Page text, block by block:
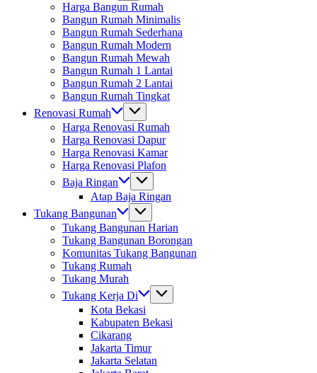
Harga Bangun Rumah
Bangun Rumah Minimalis
Bangun Rumah Sederhana
Bangun Rumah Modern
Bangun Rumah Mewah
Bangun Rumah 1 Lantai
Bangun Rumah 2 Lantai
Bangun Rumah Tingkat
Renovasi Rumah
Harga Renovasi Rumah
Harga Renovasi Dapur
Harga Renovasi Kamar
Harga Renovasi Plafon
Baja Ringan
Atap Baja Ringan
Tukang Bangunan
Tukang Bangunan Harian
Tukang Bangunan Borongan
Komunitas Tukang Bangunan
Tukang Rumah
Tukang Murah
Tukang Kerja Di
Kota Bekasi
Kabupaten Bekasi
Cikarang
Jakarta Timur
Jakarta Selatan